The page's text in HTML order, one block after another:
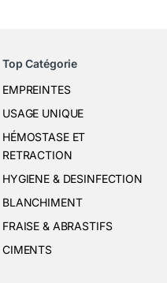
Top Catégorie
EMPREINTES
USAGE UNIQUE
HÉMOSTASE ET
RETRACTION
HYGIENE & DESINFECTION
BLANCHIMENT
FRAISE & ABRASTIFS
CIMENTS